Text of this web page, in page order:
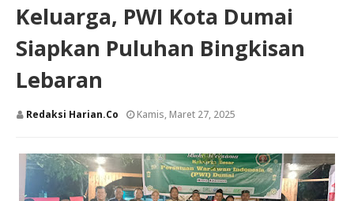
Keluarga, PWI Kota Dumai
Siapkan Puluhan Bingkisan
Lebaran
Redaksi Harian.co Kamis, Maret 27, 2025